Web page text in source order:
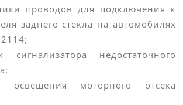
проводов для подключения к
заднего стекла на автомобилях
недостаточного
моторного отсека